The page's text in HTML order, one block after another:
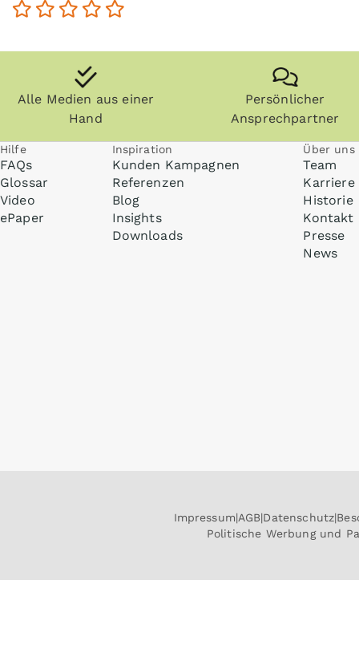
ohne Internet praktisch überall gelesen werden, zum
Alle Medien aus einer
Hand
Persönlicher
Ansprechpartner
Hilfe
FAQs
Glossar
Video
ePaper
Inspiration
Kunden Kampagnen
Referenzen
Blog
Insights
Downloads
Über uns
Team
Karriere
Historie
Kontakt
Presse
News
Impressum AGB Datenschutz
Politische Werbung und